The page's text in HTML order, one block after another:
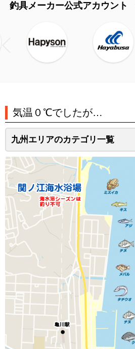
釣具メーカー公式アカウント
気温０℃でしたが…
九州エリアのカテゴリ一覧